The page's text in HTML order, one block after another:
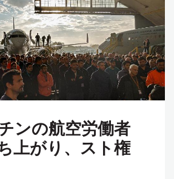
ンの航空労働者
上がり、スト権